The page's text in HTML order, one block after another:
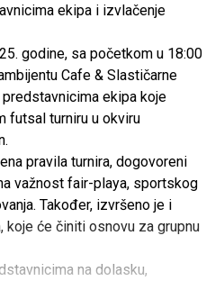
ekipa i izvlačenje
godine, sa početkom u 18:00
Cafe & Slastičarne
ekipa koje
futsal turniru u okviru
pravila turnira, dogovoreni
važnost fair-playa, sportskog
Također, izvršeno je i
koje će činiti osnovu za grupnu
na dolasku,